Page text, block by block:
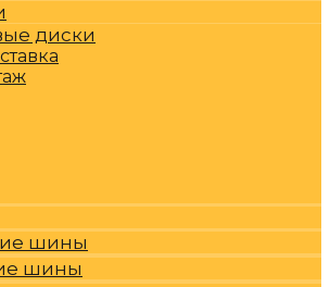
диски
шины
шины